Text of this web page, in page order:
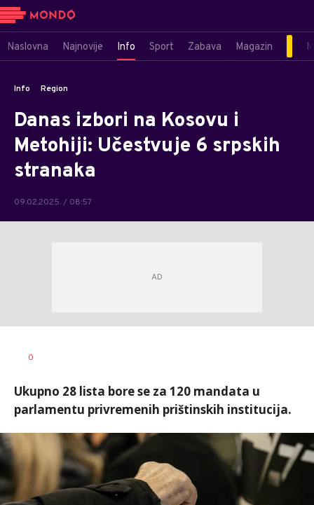
Naslovna Najnovije Info Sport Zabava Magazin
Info Region
Danas izbori na Kosovu i
Metohiji: Učestvuje 6 srpskih
stranaka
09.02.2025. / 08:57
AUTOR
0
Ukupno 28 lista bore se za 120 mandata u
parlamentu privremenih prištinskih institucija.